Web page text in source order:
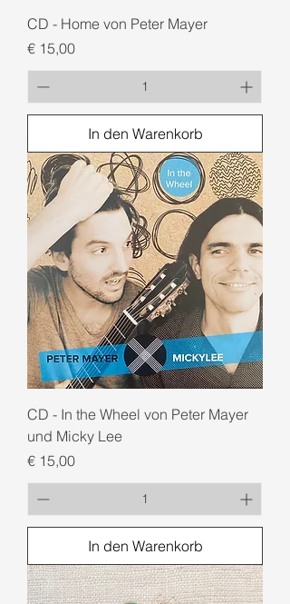
CD - Home von Peter Mayer
Preis
€ 15,00
In den Warenkorb
CD - In the Wheel von Peter Mayer
und Micky Lee
Preis
€ 15,00
In den Warenkorb